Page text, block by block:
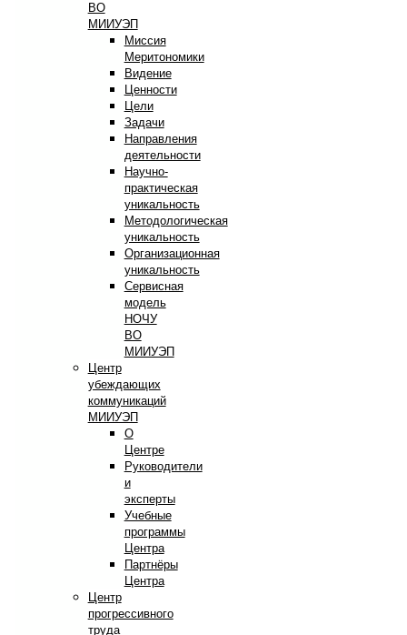
ВО
МИИУЭП
Миссия
Меритономики
Видение
Ценности
Цели
Задачи
Направления
деятельности
Научно-
практическая
уникальность
Методологическая
уникальность
Организационная
уникальность
Сервисная
модель
НОЧУ
ВО
МИИУЭП
Центр
убеждающих
коммуникаций
МИИУЭП
О
Центре
Руководители
и
эксперты
Учебные
программы
Центра
Партнёры
Центра
Центр
прогрессивного
труда